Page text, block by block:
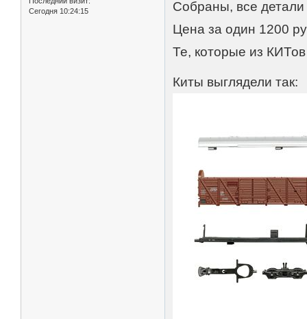
Сегодня 10:24:15
Собраны, все детали
Цена за один 1200
Те, которые из
Киты выглядели так: